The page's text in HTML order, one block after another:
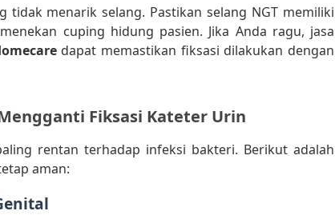
tidak menarik selang. Pastikan selang NGT memiliki
cuping hidung pasien. Jika Anda ragu, jasa
dapat memastikan fiksasi dilakukan dengan
Fiksasi Kateter Urin
rentan terhadap infeksi bakteri. Berikut adalah
aman: